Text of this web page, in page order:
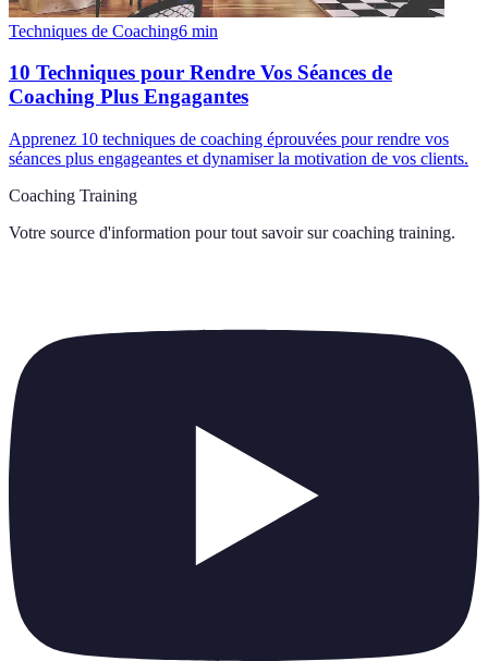
Techniques de Coaching6 min
10 Techniques pour Rendre Vos Séances de
Coaching Plus Engagantes
Apprenez 10 techniques de coaching éprouvées pour rendre vos
séances plus engageantes et dynamiser la motivation de vos clients.
Coaching Training
Votre source d'information pour tout savoir sur coaching training.